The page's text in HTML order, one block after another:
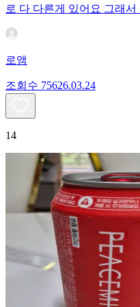
로 다 다른게 있어요 그래
로앰
조회수 75626.03.24
14